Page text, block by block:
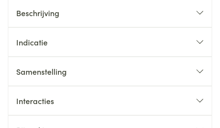
Beschrijving
Indicatie
Samenstelling
Interacties